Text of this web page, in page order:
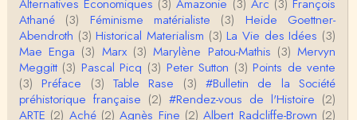
IROQUOIS CANNIBALISM: FACT NOT FICTIONTho
mas S. AblerUniversity of WaterlooBien que ce text
e ne comp…
roland chaudat
Merci de relever ma généralisation hâtive en ce qu
i concerne une hypothétique proportion relative e
n…
Alternatives Économiques (3) Amazonie (3) Arc (3) François
Athané
(3) Féminisme matérialiste (3)
Heide Goettner-
Abendroth (3) Historical Materialism (3) La Vie des Idées (3)
Mae Enga (3) Marx (3) Marylène Patou-Mathis (3) Mervyn
Meggitt (3) Pascal Picq (3) Peter Sutton (3) Points de vente
(3) Préface (3) Table Rase (3) #Bulletin de la Société
préhistorique française (2) #Rendez-vous de l'Histoire (2)
ARTE (2) Aché (2) Agnès Fine (2) Albert Radcliffe-Brown (2)